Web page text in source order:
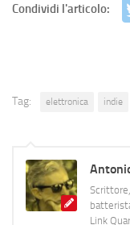
Condividi l'articolo:
Tag: elettronica indie
Link